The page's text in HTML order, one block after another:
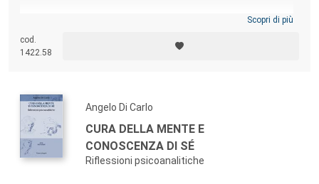
Scopri di più
cod.
1422.58
Angelo Di Carlo
CURA DELLA MENTE E
CONOSCENZA DI SÉ
Riflessioni psicoanalitiche